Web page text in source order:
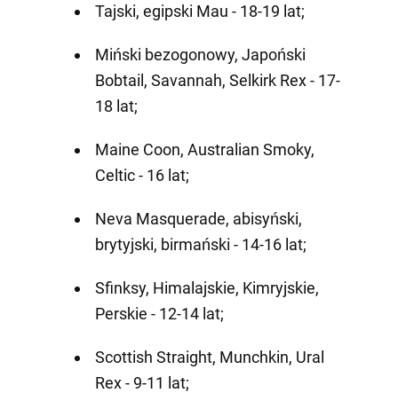
Tajski, egipski Mau - 18-19 lat;
Miński bezogonowy, Japoński
Bobtail, Savannah, Selkirk Rex - 17-
18 lat;
Maine Coon, Australian Smoky,
Celtic - 16 lat;
Neva Masquerade, abisyński,
brytyjski, birmański - 14-16 lat;
Sfinksy, Himalajskie, Kimryjskie,
Perskie - 12-14 lat;
Scottish Straight, Munchkin, Ural
Rex - 9-11 lat;